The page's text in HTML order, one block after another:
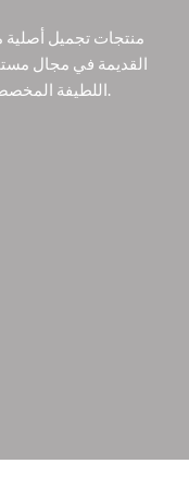
القديمة في مجال
اللطيفة المخصصة بالكامل للعناية بجمالك بأكثر الطرق طبيعية.